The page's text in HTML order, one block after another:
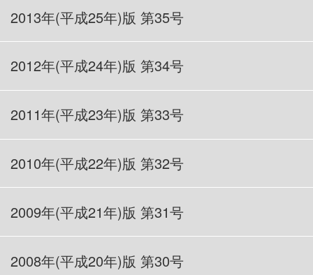
2013年(平成25年)版 第35号
2012年(平成24年)版 第34号
2011年(平成23年)版 第33号
2010年(平成22年)版 第32号
2009年(平成21年)版 第31号
2008年(平成20年)版 第30号